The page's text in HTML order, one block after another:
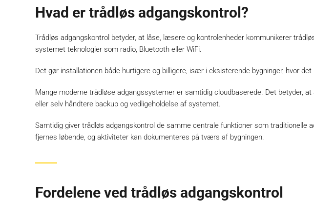
Hvad er trådløs adgangskontrol?
Trådløs adgangskontrol betyder, at låse, læsere og kontrolenheder kommunikerer
systemet teknologier som radio, Bluetooth eller WiFi.
Det gør installationen både hurtigere og billigere, især i eksisterende bygninger, hvor
Mange moderne trådløse adgangssystemer er samtidig cloudbaserede. Det betyder,
eller selv håndtere backup og vedligeholdelse af systemet.
Samtidig giver trådløs adgangskontrol de samme centrale funktioner som
fjernes løbende, og aktiviteter kan dokumenteres på tværs af bygningen.
Fordelene ved trådløs adgangskontrol